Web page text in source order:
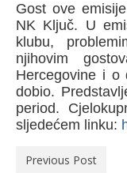
Gost ove
NK Ključ. U
klubu,
njihovim
Hercegovine i o
dobio.
period.
sljedećem linku:
Previous Post